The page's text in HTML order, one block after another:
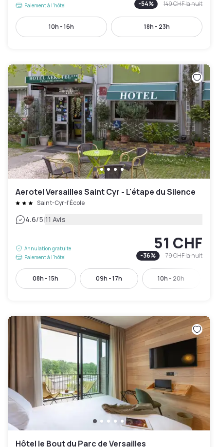
Paiement à l'hôtel
-54% 149 CHFla nuit
10h - 16h 18h - 23h
Aerotel Versailles Saint Cyr - L'étape du Silence
Saint-Cyr-l'École
4.6/5|11 Avis
Annulation gratuite
Paiement à l'hôtel
51 CHF
-36% 79 CHFla nuit
08h - 15h 09h - 17h 10h - 20h
Hôtel le Bout du Parc de Versailles